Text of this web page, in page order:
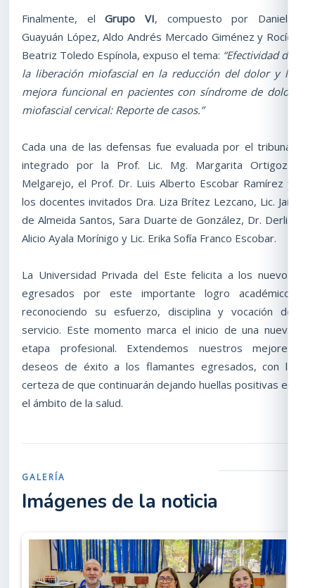
Finalmente, elGrupo VI, compuesto por Daniela
Guayuán López, Aldo Andrés Mercado Giménez y Rocío
Beatriz Toledo Espínola, expuso el tema: “Efectividad de
la liberación miofascial en la reducción del dolor y la
mejora funcional en pacientes con síndrome de dolor
miofascial cervical: Reporte de casos.”
Cada una de las defensas fue evaluada por el tribunal
integrado por la Prof. Lic. Mg. Margarita Ortigoza
Melgarejo, el Prof. Dr. Luis Alberto Escobar Ramírez y
los docentes invitados Dra. Liza Brítez Lezcano, Lic. Jair
de Almeida Santos, Sara Duarte de González, Dr. Derlis
Alicio Ayala Morínigo y Lic. Erika Sofía Franco Escobar.
La Universidad Privada del Este felicita a los nuevos
egresados por este importante logro académico,
reconociendo su esfuerzo, disciplina y vocación de
servicio. Este momento marca el inicio de una nueva
etapa profesional. Extendemos nuestros mejores
deseos de éxito a los flamantes egresados, con la
certeza de que continuarán dejando huellas positivas en
el ámbito de la salud.
GALERÍA
Imágenes de la noticia